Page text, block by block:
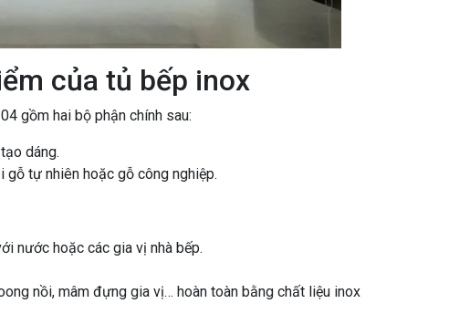
của tủ bếp inox
gồm hai bộ phận chính sau:
dáng.
gỗ tự nhiên hoặc gỗ công nghiệp.
nước hoặc các gia vị nhà bếp.
nồi, mâm đựng gia vị… hoàn toàn bằng chất liệu inox